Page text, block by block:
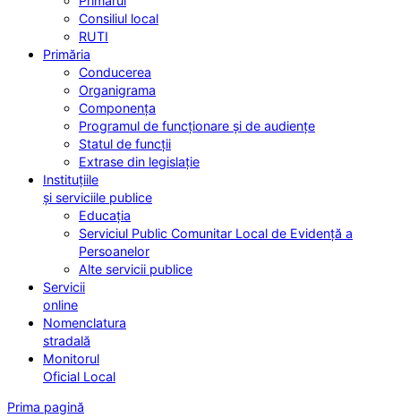
Consiliul local
RUTI
Primăria
Conducerea
Organigrama
Componența
Programul de funcționare și de audiențe
Statul de funcții
Extrase din legislație
Instituțiile
și serviciile publice
Educația
Serviciul Public Comunitar Local de Evidență a
Persoanelor
Alte servicii publice
Servicii
online
Nomenclatura
stradală
Monitorul
Oficial Local
Prima pagină